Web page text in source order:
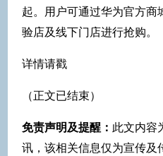
起。用户可通过华为官方商
验店及线下门店进行抢购。
详情请戳
（正文已结束）
免责声明及提醒： 此文内容
讯，该相关信息仅为宣传及